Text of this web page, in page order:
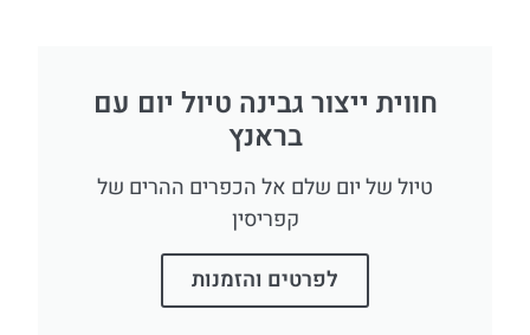
חווית ייצור גבינה טיול יום עם
בראנץ
טיול של יום שלם אל הכפרים ההרים של
קפריסין
לפרטים והזמנות